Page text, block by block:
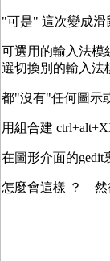
"可是" 這次變成滑
可選用的輸入法模
選切換別的輸入法
都"沒有"任何圖示
用組合建
在圖形介面的
怎麼會這樣 ？ 然